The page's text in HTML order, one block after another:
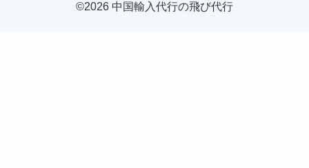
©2026 中国輸入代行の飛び代行